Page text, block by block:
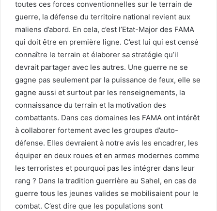
toutes ces forces conventionnelles sur le terrain de
guerre, la défense du territoire national revient aux
maliens d’abord. En cela, c’est l’Etat-Major des FAMA
qui doit être en première ligne. C’est lui qui est censé
connaître le terrain et élaborer sa stratégie qu’il
devrait partager avec les autres. Une guerre ne se
gagne pas seulement par la puissance de feux, elle se
gagne aussi et surtout par les renseignements, la
connaissance du terrain et la motivation des
combattants. Dans ces domaines les FAMA ont intérêt
à collaborer fortement avec les groupes d’auto-
défense. Elles devraient à notre avis les encadrer, les
équiper en deux roues et en armes modernes comme
les terroristes et pourquoi pas les intégrer dans leur
rang ? Dans la tradition guerrière au Sahel, en cas de
guerre tous les jeunes valides se mobilisaient pour le
combat. C’est dire que les populations sont